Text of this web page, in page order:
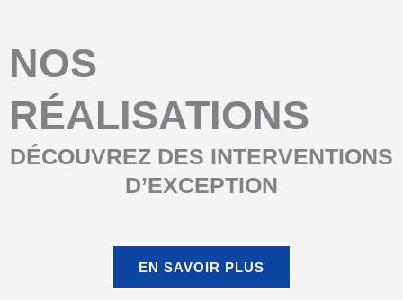
NOS
RÉALISATIONS
DÉCOUVREZ DES INTERVENTIONS
D’EXCEPTION
EN SAVOIR PLUS